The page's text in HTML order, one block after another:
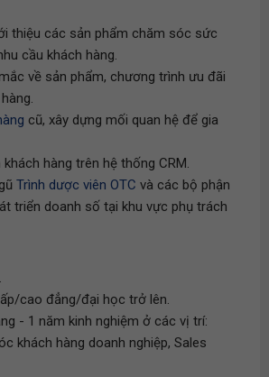
thiệu các sản phẩm chăm sóc sức
cầu khách hàng.
về sản phẩm, chương trình ưu đãi
cũ, xây dựng mối quan hệ để gia
hàng trên hệ thống CRM.
Trình dược viên OTC và các bộ phận
triển doanh số tại khu vực phụ trách
cao đẳng/đại học trở lên.
- 1 năm kinh nghiệm ở các vị trí:
khách hàng doanh nghiệp, Sales